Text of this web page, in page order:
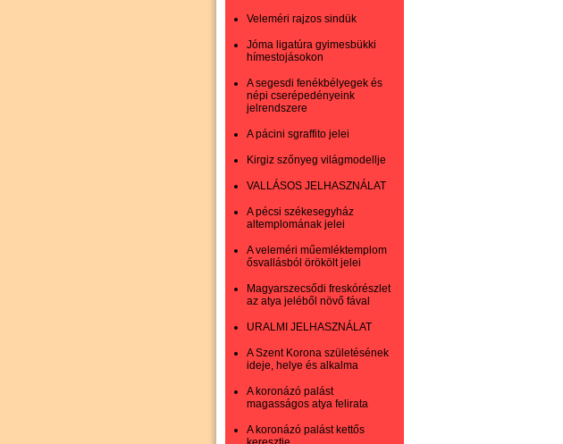
Veleméri rajzos sindük
Jóma ligatúra gyimesbükki
hímestojásokon
A segesdi fenékbélyegek és
népi cserépedényeink
jelrendszere
A pácini sgraffito jelei
Kirgiz szőnyeg világmodellje
VALLÁSOS JELHASZNÁLAT
A pécsi székesegyház
altemplomának jelei
A veleméri műemléktemplom
ősvallásból örökölt jelei
Magyarszecsődi freskórészlet
az atya jeléből növő fával
URALMI JELHASZNÁLAT
A Szent Korona születésének
ideje, helye és alkalma
A koronázó palást
magasságos atya felirata
A koronázó palást kettős